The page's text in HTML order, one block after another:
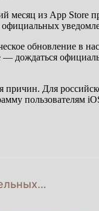
из App Store
обновление в
— дождаться
Для
пользователям